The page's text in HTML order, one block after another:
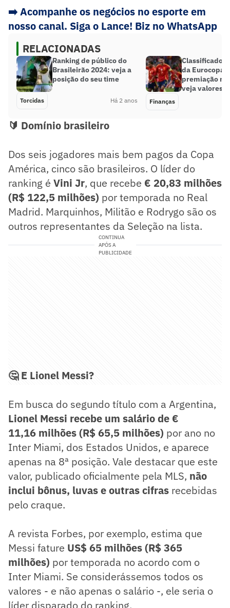
➡️Acompanhe os negócios no esporte em
nosso canal. Siga o Lance! Biz no WhatsApp
RELACIONADAS
Ranking de público do
Brasileirão 2024: veja a
posição do seu time
Torcidas Há 2 anos
Classificados
da Eurocopa
premiação
veja valores
Finanças
🔰 Domínio brasileiro
Dos seis jogadores mais bem pagos da Copa
América, cinco são brasileiros. O líder do
ranking é Vini Jr, que recebe € 20,83 milhões
(R$ 122,5 milhões) por temporada no Real
Madrid. Marquinhos, Militão e Rodrygo são os
outros representantes da Seleção na lista.
CONTINUA
APÓS A
PUBLICIDADE
🤔 E Lionel Messi?
Em busca do segundo título com a Argentina,
Lionel Messi recebe um salário de €
11,16 milhões (R$ 65,5 milhões) por ano no
Inter Miami, dos Estados Unidos, e aparece
apenas na 8ª posição. Vale destacar que este
valor, publicado oficialmente pela MLS, não
inclui bônus, luvas e outras cifras recebidas
pelo craque.
A revista Forbes, por exemplo, estima que
Messi fature US$ 65 milhões (R$ 365
milhões) por temporada no acordo com o
Inter Miami. Se considerássemos todos os
valores - e não apenas o salário -, ele seria o
líder disparado do ranking.